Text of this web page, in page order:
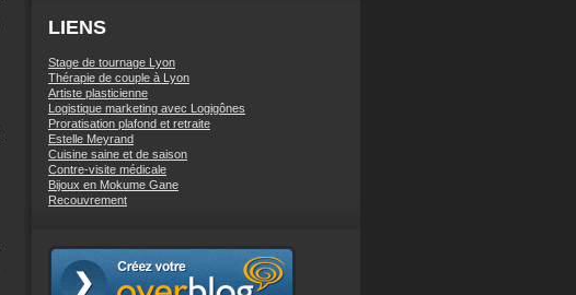
LIENS
Stage de tournage Lyon
Thérapie de couple à Lyon
Artiste plasticienne
Logistique marketing avec Logigônes
Proratisation plafond et retraite
Estelle Meyrand
Cuisine saine et de saison
Contre-visite médicale
Bijoux en Mokume Gane
Recouvrement